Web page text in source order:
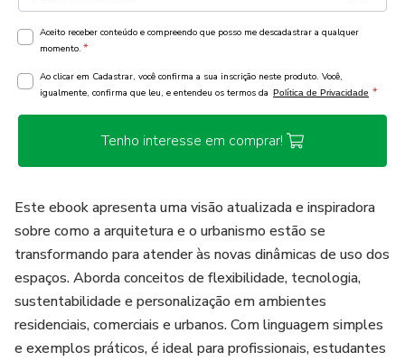
Aceito receber conteúdo e compreendo que posso me descadastrar a qualquer
momento. *
Ao clicar em Cadastrar, você confirma a sua inscrição neste produto. Você,
igualmente, confirma que leu, e entendeu os termos da Política de Privacidade *
Tenho interesse em comprar!
Este ebook apresenta uma visão atualizada e inspiradora
sobre como a arquitetura e o urbanismo estão se
transformando para atender às novas dinâmicas de uso dos
espaços. Aborda conceitos de flexibilidade, tecnologia,
sustentabilidade e personalização em ambientes
residenciais, comerciais e urbanos. Com linguagem simples
e exemplos práticos, é ideal para profissionais, estudantes